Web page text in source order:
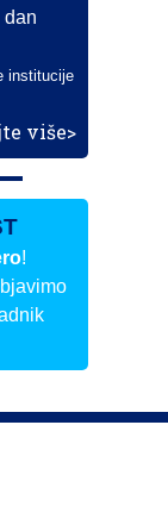
dan
institucije
više>
!